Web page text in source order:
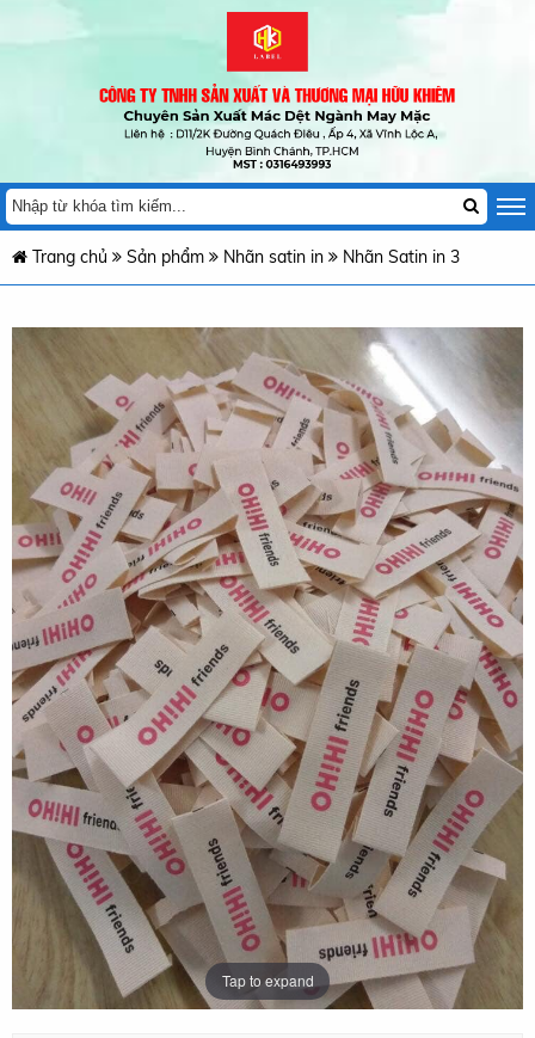
Trang chủ Sản phẩm Nhãn satin in Nhãn Satin in 3
Tap to expand